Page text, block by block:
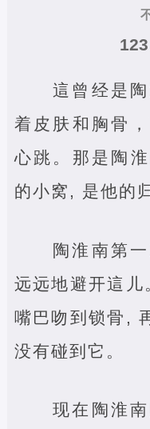
這曾经是
着皮肤和胸骨
心跳。那是陶
的小窝, 是他的
陶淮南第
远远地避开這儿
嘴巴吻到锁骨,
没有碰到它。
现在陶淮